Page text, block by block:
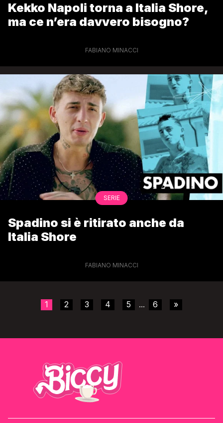
Kekko Napoli torna a Italia Shore,
ma ce n’era davvero bisogno?
FABIANO MINACCI
SERIE
Spadino si è ritirato anche da
Italia Shore
FABIANO MINACCI
1 2 3 4 5 ... 6 »